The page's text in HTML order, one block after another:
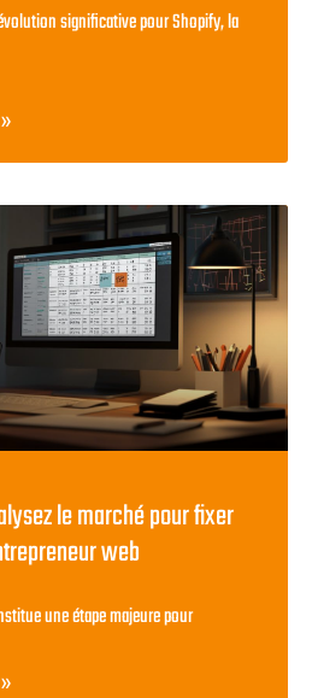
significative pour Shopify, la
le marché pour fixer
web
une étape majeure pour